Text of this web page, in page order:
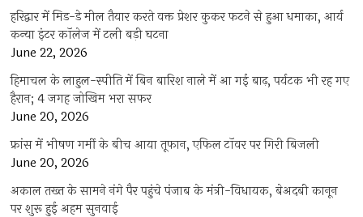
हरिद्वार में मिड-डे मील तैयार करते वक्त प्रेशर कुकर फटने से हुआ धमाका, आर्य
कन्या इंटर कॉलेज में टली बड़ी घटना
June 22, 2026
हिमाचल के लाहुल-स्पीति में बिन बारिश नाले में आ गई बाढ़, पर्यटक भी रह गए
हैरान; 4 जगह जोखिम भरा सफर
June 20, 2026
फ्रांस में भीषण गर्मी के बीच आया तूफान, एफिल टॉवर पर गिरी बिजली
June 20, 2026
अकाल तख्त के सामने नंगे पैर पहुंचे पंजाब के मंत्री-विधायक, बेअदबी कानून
पर शुरू हुई अहम सुनवाई